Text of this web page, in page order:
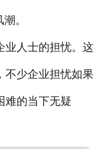
。
人士的担忧。这
不少企业担忧如果
难的当下无疑